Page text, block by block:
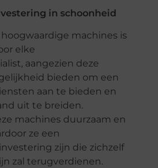
in schoonheid
machines is
elke
aangezien deze
bieden om een
aan te bieden en
uit te breiden.
machines duurzaam en
ze een
zijn die zichzelf
zal terugverdienen.